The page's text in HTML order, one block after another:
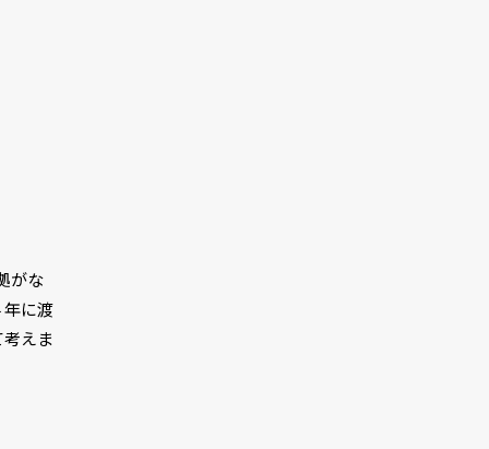
がな
年に渡
えま